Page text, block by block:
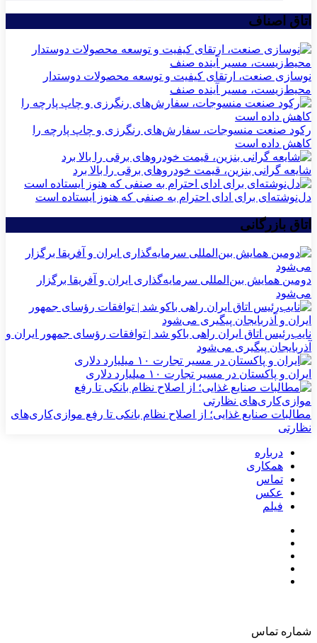
اتاق اصناف
نوسازی صنعت، ارتقای کیفیت و توسعه محصولات دوستدار
محیط‌زیست، مسیر آینده صنف
رکود صنعت منسوجات، سفارش‌های رنگرزی و چاپ پارچه را
کاهش داده است
شایعه گرانی بنزین، قیمت خودروهای برقی را بالا برد
دل‌نوشته‌ای برای ادای احترام به صنفی که هنوز ایستاده است
اتاق بازرگانی
دومین همایش بین‌المللی سرمایه‌گذاری ایران و آفریقا برگزار
می‌شود
نایب‌رئیس اتاق ایران راهی باکو شد | توافقات رؤسای جمهور ایران و
آذربایجان پیگیری می‌شود
ایران و پاکستان در مسیر تجارت ۱۰ میلیارد دلاری
مطالبات صنایع غذایی؛ از اصلاح نظام بانکی تا رفع موازی‌کاری‌های
نظارتی
درباره
همکاری
تماس
عکس
فیلم
شماره تماس